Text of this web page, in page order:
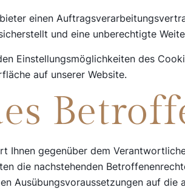
einen
und eine unberechtigte
Einstellungsmöglichkeiten des
auf unserer Website.
Ihnen gegenüber dem
die nachstehenden
Ausübungsvoraussetzungen auf die